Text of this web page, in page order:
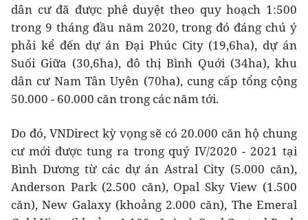
dân cư đã được phê duyệt theo quy hoạch 1:500
trong 9 tháng đầu năm 2020, trong đó đáng chú ý
phải kể đến dự án Đại Phúc City (19,6ha), dự án
Suối Giữa (30,6ha), đô thị Bình Quới (34ha), khu
dân cư Nam Tân Uyên (70ha), cung cấp tổng cộng
50.000 - 60.000 căn trong các năm tới.
Do đó, VNDirect kỳ vọng sẽ có 20.000 căn hộ chung
cư mới được tung ra trong quý IV/2020 - 2021 tại
Bình Dương từ các dự án Astral City (5.000 căn),
Anderson Park (2.500 căn), Opal Sky View (1.500
căn), New Galaxy (khoảng 2.000 căn), The Emeral